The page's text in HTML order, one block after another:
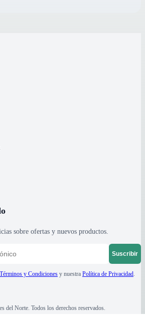
sobre ofertas y nuevos productos.
Suscribir
Términos y Condiciones y nuestra Política de Privacidad.
del Norte. Todos los derechos reservados.